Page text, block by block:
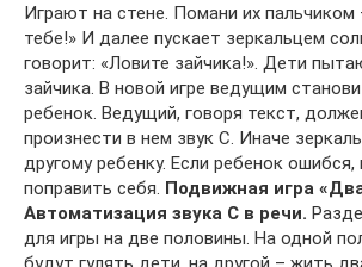
Играют на стене. Помани их пальчиком
тебе!» И далее пускает зеркальцем
говорит: «Ловите зайчика!». Дети
зайчика. В новой игре ведущим
ребенок. Ведущий, говоря текст,
произнести в нем звук С. Иначе
другому ребенку. Если ребенок ошибся,
поправить себя. Подвижная игра
Автоматизация звука С в речи.
для игры на две половины. На одной